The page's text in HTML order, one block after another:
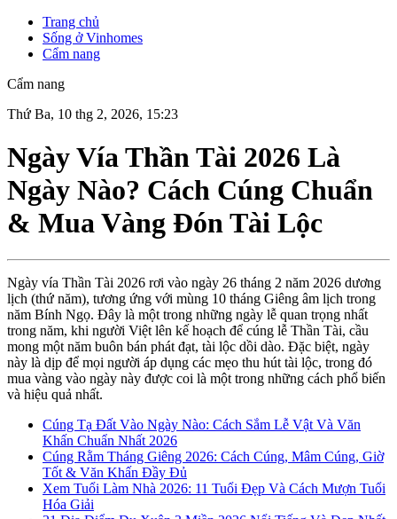
Trang chủ
Sống ở Vinhomes
Cẩm nang
Cẩm nang
Thứ Ba, 10 thg 2, 2026, 15:23
Ngày Vía Thần Tài 2026 Là
Ngày Nào? Cách Cúng Chuẩn
& Mua Vàng Đón Tài Lộc
Ngày vía Thần Tài 2026 rơi vào ngày 26 tháng 2 năm 2026 dương
lịch (thứ năm), tương ứng với mùng 10 tháng Giêng âm lịch trong
năm Bính Ngọ. Đây là một trong những ngày lễ quan trọng nhất
trong năm, khi người Việt lên kế hoạch để cúng lễ Thần Tài, cầu
mong một năm buôn bán phát đạt, tài lộc dồi dào. Đặc biệt, ngày
này là dịp để mọi người áp dụng các mẹo thu hút tài lộc, trong đó
mua vàng vào ngày này được coi là một trong những cách phổ biến
và hiệu quả nhất.
Cúng Tạ Đất Vào Ngày Nào: Cách Sắm Lễ Vật Và Văn
Khấn Chuẩn Nhất 2026
Cúng Rằm Tháng Giêng 2026: Cách Cúng, Mâm Cúng, Giờ
Tốt & Văn Khấn Đầy Đủ
Xem Tuổi Làm Nhà 2026: 11 Tuổi Đẹp Và Cách Mượn Tuổi
Hóa Giải